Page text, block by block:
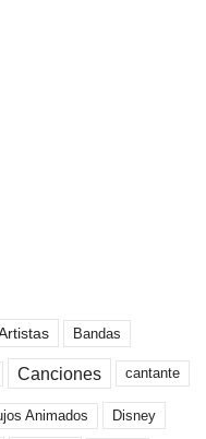
Bandas
Canciones cantante
Animados Disney